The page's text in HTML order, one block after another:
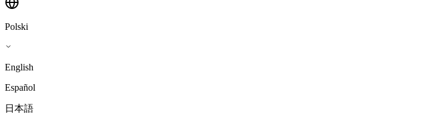
Polski
English
Español
日本語